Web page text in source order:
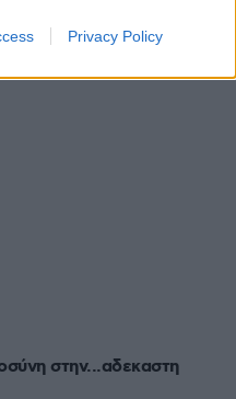
Privacy Policy
τερμα τα παραμυθια.
2 ειναι ο
στην...αδεκαστη